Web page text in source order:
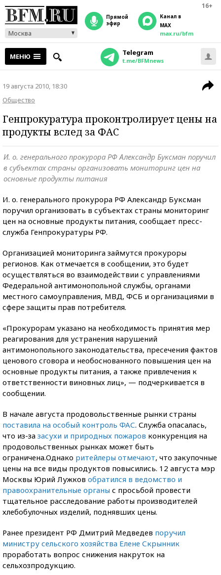
16+
Москва
прямой
эфир
Канал в
MAX
max.ru/bfm
МЕНЮ Telegram
t.me/BFMnews
19 августа 2010, 18:30
Общество
Генпрокуратура проконтролирует цены на
продукты вслед за ФАС
И. о. генерального прокурора РФ Александр Буксман поручил
в субъектах страны организовать мониторинг цен на
основные продукты питания
И. о. генерального прокурора РФ Александр Буксман
поручил организовать в субъектах страны мониторинг
цен на основные продукты питания, сообщает пресс-
служба Генпрокуратуры РФ.
Организацией мониторинга займутся прокуроры
регионов. Как отмечается в сообщении, это будет
осуществляться во взаимодействии с управлениями
Федеральной антимонопольной службы, органами
местного самоуправления, МВД, ФСБ и организациями в
сфере защиты прав потребителя.
«Прокурорам указано на необходимость принятия мер
реагирования для устранения нарушений
антимонопольного законодательства, пресечения фактов
ценового сговора и необоснованного повышения цен на
основные продукты питания, а также привлечения к
ответственности виновных лиц», — подчеркивается в
сообщении.
В начале августа продовольственные рынки страны
поставила на особый контроль ФАС. Служба опасалась,
что из-за засухи и природных пожаров конкуренция на
продовольственных рынках может быть
ограничена.Однако ритейлеры отмечают, что закупочные
цены на все виды продуктов повысились. 12 августа мэр
Москвы Юрий Лужков обратился в ведомство и
правоохранительные органы с просьбой провести
тщательное расследование работы производителей
хлебобулочных изделий, поднявших цены.
Ранее президент РФ Дмитрий Медведев поручил
министру сельского хозяйства Елене Скрынник
проработать вопрос снижения накруток на
сельхозпродукцию.